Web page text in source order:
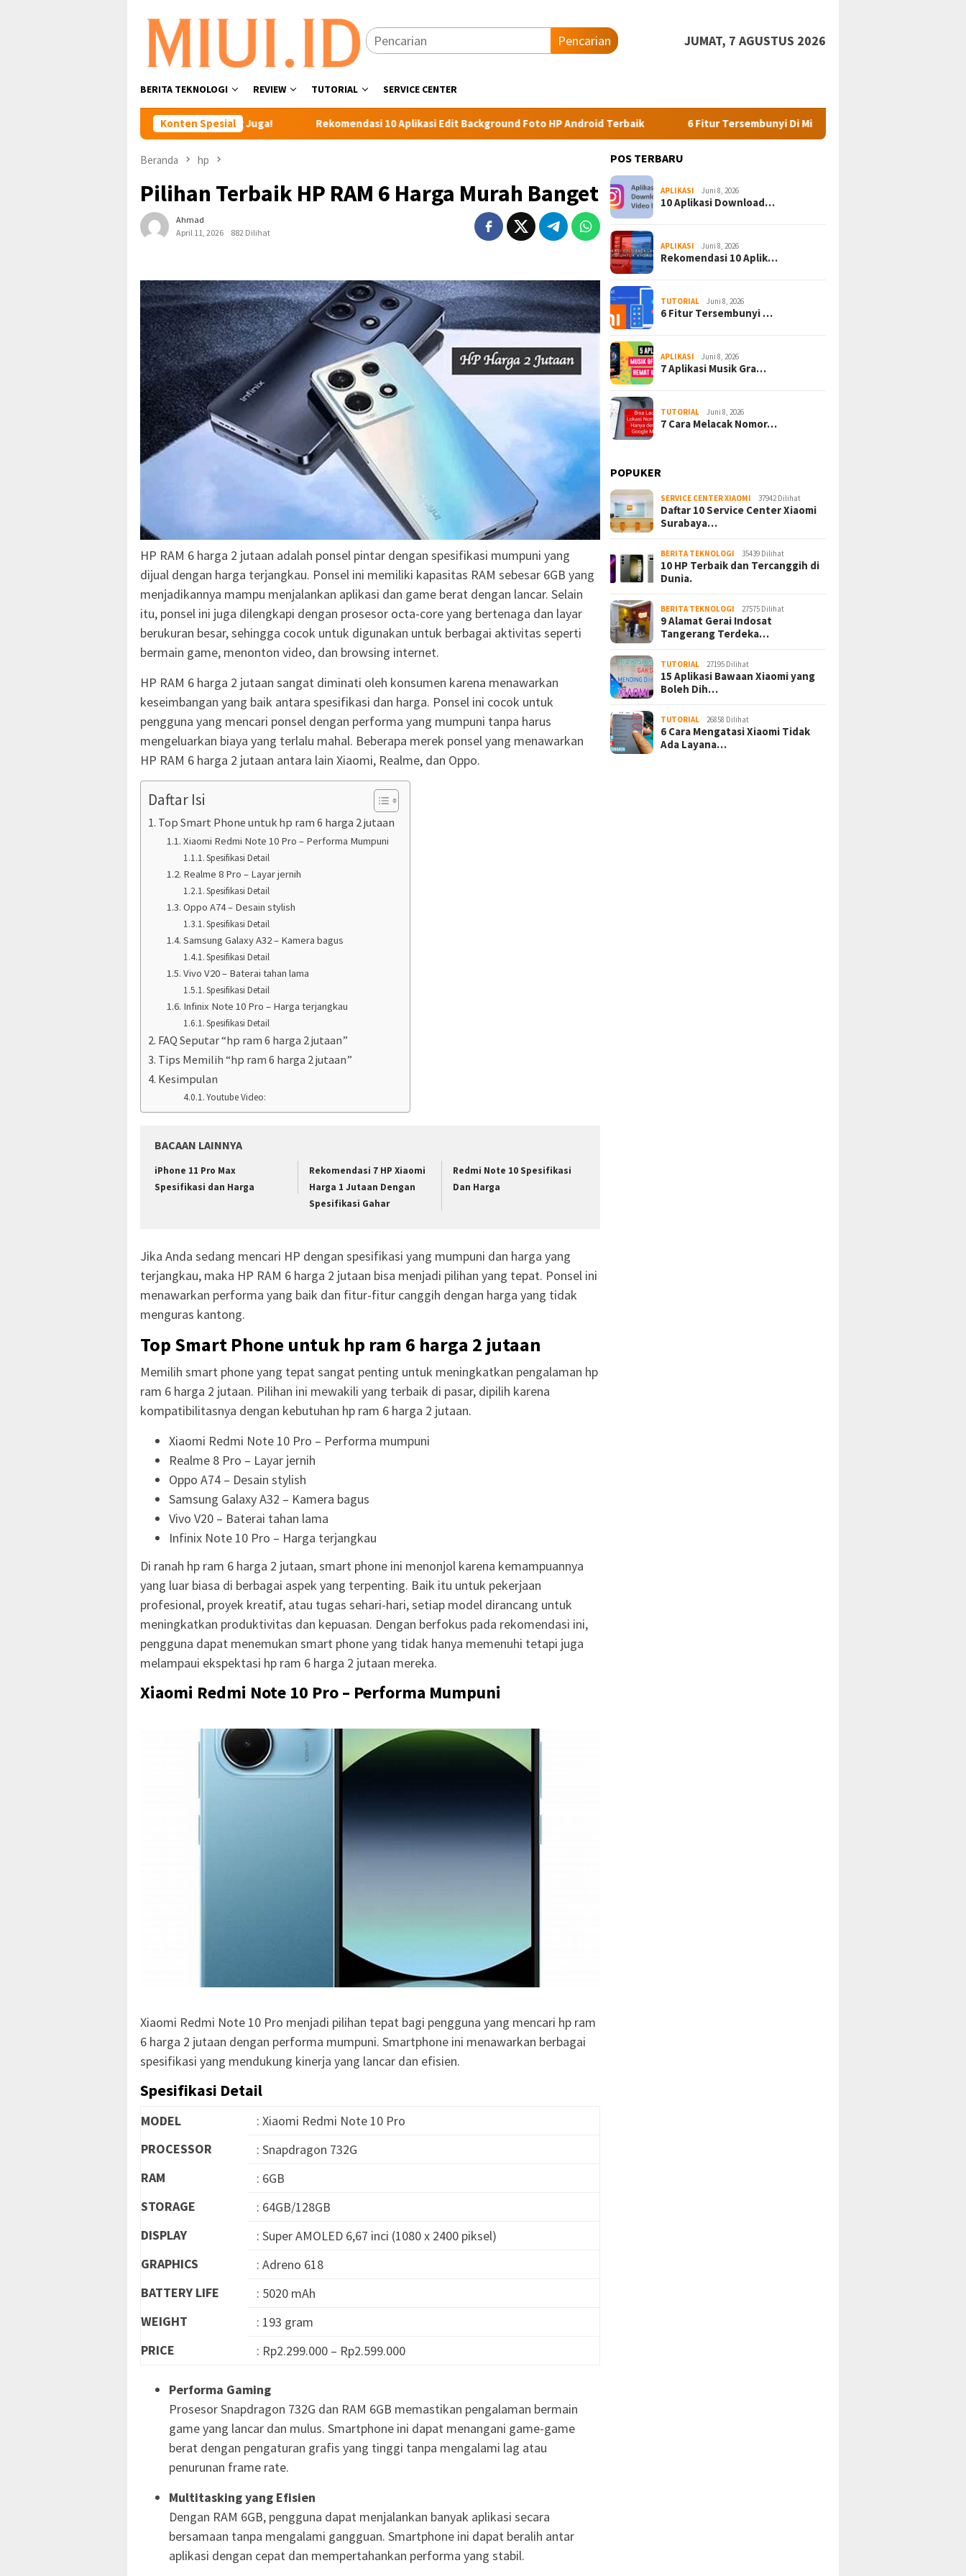
konten
Pencarian JUMAT, 7 AGUSTUS 2026
BERITA TEKNOLOGI REVIEW TUTORIAL SERVICE CENTER
Konten Spesial
Video Favoritmu Sekarang Juga! Rekomendasi 10 Aplikasi Edit Background Foto HP Android Terbaik 6 Fitur Tersembunyi Di Mi Cloud Yang Harus Kamu Ketahui.
Beranda hp
Pilihan Terbaik HP RAM 6 Harga Murah Banget
Ahmad
April 11, 2026
882 Dilihat
HP RAM 6 harga 2 jutaan adalah ponsel pintar dengan spesifikasi mumpuni yang
dijual dengan harga terjangkau. Ponsel ini memiliki kapasitas RAM sebesar 6GB yang
menjadikannya mampu menjalankan aplikasi dan game berat dengan lancar. Selain
itu, ponsel ini juga dilengkapi dengan prosesor octa-core yang bertenaga dan layar
berukuran besar, sehingga cocok untuk digunakan untuk berbagai aktivitas seperti
bermain game, menonton video, dan browsing internet.
HP RAM 6 harga 2 jutaan sangat diminati oleh konsumen karena menawarkan
keseimbangan yang baik antara spesifikasi dan harga. Ponsel ini cocok untuk
pengguna yang mencari ponsel dengan performa yang mumpuni tanpa harus
mengeluarkan biaya yang terlalu mahal. Beberapa merek ponsel yang menawarkan
HP RAM 6 harga 2 jutaan antara lain Xiaomi, Realme, dan Oppo.
Daftar Isi
Top Smart Phone untuk hp ram 6 harga 2 jutaan
Xiaomi Redmi Note 10 Pro – Performa Mumpuni
Spesifikasi Detail
Realme 8 Pro – Layar jernih
Spesifikasi Detail
Oppo A74 – Desain stylish
Spesifikasi Detail
Samsung Galaxy A32 – Kamera bagus
Spesifikasi Detail
Vivo V20 – Baterai tahan lama
Spesifikasi Detail
Infinix Note 10 Pro – Harga terjangkau
Spesifikasi Detail
FAQ Seputar “hp ram 6 harga 2 jutaan”
Tips Memilih “hp ram 6 harga 2 jutaan”
Kesimpulan
Youtube Video:
BACAAN LAINNYA
iPhone 11 Pro Max
Spesifikasi dan Harga
Rekomendasi 7 HP Xiaomi
Harga 1 Jutaan Dengan
Spesifikasi Gahar
Redmi Note 10 Spesifikasi
Dan Harga
Jika Anda sedang mencari HP dengan spesifikasi yang mumpuni dan harga yang
terjangkau, maka HP RAM 6 harga 2 jutaan bisa menjadi pilihan yang tepat. Ponsel ini
menawarkan performa yang baik dan fitur-fitur canggih dengan harga yang tidak
menguras kantong.
Top Smart Phone untuk hp ram 6 harga 2 jutaan
Memilih smart phone yang tepat sangat penting untuk meningkatkan pengalaman hp
ram 6 harga 2 jutaan. Pilihan ini mewakili yang terbaik di pasar, dipilih karena
kompatibilitasnya dengan kebutuhan hp ram 6 harga 2 jutaan.
Xiaomi Redmi Note 10 Pro – Performa mumpuni
Realme 8 Pro – Layar jernih
Oppo A74 – Desain stylish
Samsung Galaxy A32 – Kamera bagus
Vivo V20 – Baterai tahan lama
Infinix Note 10 Pro – Harga terjangkau
Di ranah hp ram 6 harga 2 jutaan, smart phone ini menonjol karena kemampuannya
yang luar biasa di berbagai aspek yang terpenting. Baik itu untuk pekerjaan
profesional, proyek kreatif, atau tugas sehari-hari, setiap model dirancang untuk
meningkatkan produktivitas dan kepuasan. Dengan berfokus pada rekomendasi ini,
pengguna dapat menemukan smart phone yang tidak hanya memenuhi tetapi juga
melampaui ekspektasi hp ram 6 harga 2 jutaan mereka.
Xiaomi Redmi Note 10 Pro – Performa Mumpuni
Xiaomi Redmi Note 10 Pro menjadi pilihan tepat bagi pengguna yang mencari hp ram
6 harga 2 jutaan dengan performa mumpuni. Smartphone ini menawarkan berbagai
spesifikasi yang mendukung kinerja yang lancar dan efisien.
Spesifikasi Detail
MODEL
: Xiaomi Redmi Note 10 Pro
PROCESSOR
: Snapdragon 732G
RAM
: 6GB
STORAGE
: 64GB/128GB
DISPLAY
: Super AMOLED 6,67 inci (1080 x 2400 piksel)
GRAPHICS
: Adreno 618
BATTERY LIFE
: 5020 mAh
WEIGHT
: 193 gram
PRICE
: Rp2.299.000 – Rp2.599.000
Performa Gaming
Prosesor Snapdragon 732G dan RAM 6GB memastikan pengalaman bermain
game yang lancar dan mulus. Smartphone ini dapat menangani game-game
berat dengan pengaturan grafis yang tinggi tanpa mengalami lag atau
penurunan frame rate.
Multitasking yang Efisien
Dengan RAM 6GB, pengguna dapat menjalankan banyak aplikasi secara
bersamaan tanpa mengalami gangguan. Smartphone ini dapat beralih antar
aplikasi dengan cepat dan mempertahankan performa yang stabil.
POS TERBARU
APLIKASI Juni 8, 2026
10 Aplikasi Download…
APLIKASI Juni 8, 2026
Rekomendasi 10 Aplik…
TUTORIAL Juni 8, 2026
6 Fitur Tersembunyi …
APLIKASI Juni 8, 2026
7 Aplikasi Musik Gra…
TUTORIAL Juni 8, 2026
7 Cara Melacak Nomor…
POPUKER
SERVICE CENTER XIAOMI 37942 Dilihat
Daftar 10 Service Center Xiaomi
Surabaya…
BERITA TEKNOLOGI 35439 Dilihat
10 HP Terbaik dan Tercanggih di
Dunia.
BERITA TEKNOLOGI 27575 Dilihat
9 Alamat Gerai Indosat
Tangerang Terdeka…
TUTORIAL 27195 Dilihat
15 Aplikasi Bawaan Xiaomi yang
Boleh Dih…
TUTORIAL 26858 Dilihat
6 Cara Mengatasi Xiaomi Tidak
Ada Layana…